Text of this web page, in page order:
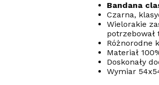
Bandana
Czarna,
Wielorakie
potrzebował
Różnorodne
Materiał
Doskonały
Wymiar